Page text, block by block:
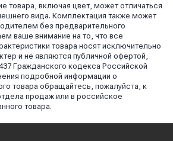
товара, включая цвет, может отличаться
вида. Комплектация также может
без предварительного
ваше внимание на то, что все
товара носят исключительно
и не являются публичной офертой,
Гражданского кодекса Российской
подробной информации о
товара обращайтесь, пожалуйста, к
продаж или в российское
товара.